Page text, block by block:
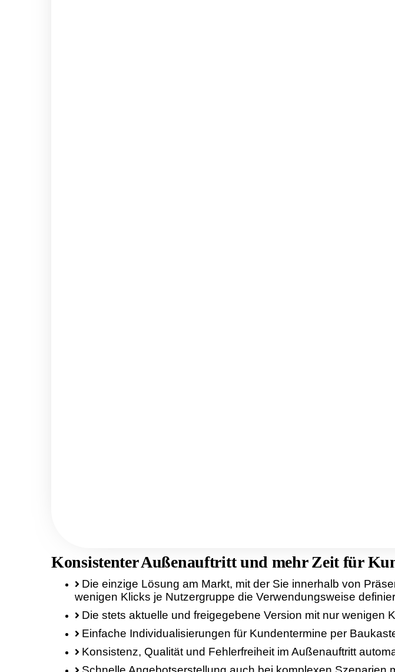
Konsistenter Außenauftritt und mehr Zeit für
Die einzige Lösung am Markt, mit der Sie innerhalb von
wenigen Klicks je Nutzergruppe die Verwendungsweise
Die stets aktuelle und freigegebene Version mit nur wenigen
Einfache Individualisierungen für Kundentermine per
Konsistenz, Qualität und Fehlerfreiheit im Außenauftritt